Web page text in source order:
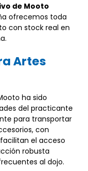
de Mooto
ofrecemos toda
con stock real en
Artes
ha sido
del practicante
para transportar
con
el acceso
robusta
al dojo.